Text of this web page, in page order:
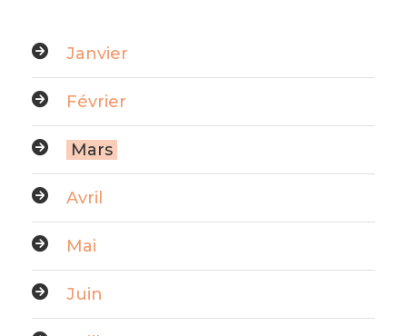
Janvier
Février
Mars
Avril
Mai
Juin